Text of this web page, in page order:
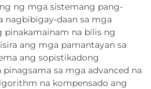
ng mga sistemang pang-
daan sa mga
na bilis ng
ang mga pamantayan sa
ang sopistikadong
sa mga advanced na
na kompensado ang